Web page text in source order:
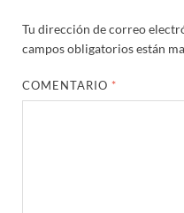
Tu dirección de correo
campos obligatorios están
COMENTARIO *